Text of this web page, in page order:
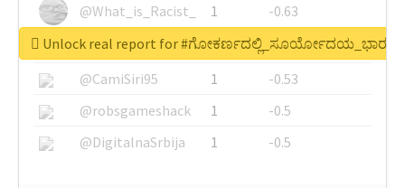
@What_is_Racist_
1
-0.63
@SkateChart
1
-0.6
@CamiSiri95
1
-0.53
@robsgameshack
1
-0.5
@DigitalnaSrbija
1 -0.5
Unlock real report for